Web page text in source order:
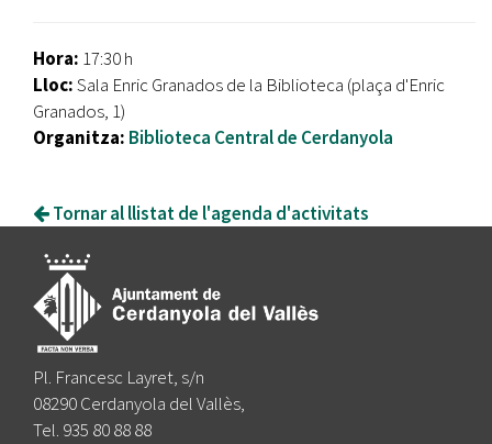
Hora: 17:30 h
Lloc:Sala Enric Granados de la Biblioteca (plaça d'Enric
Granados, 1)
Organitza: Biblioteca Central de Cerdanyola
Tornar al llistat de l'agenda d'activitats
Pl. Francesc Layret, s/n
08290 Cerdanyola del Vallès,
Tel. 935 80 88 88